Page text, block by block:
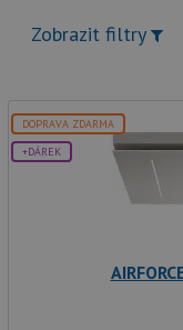
Zobrazit filtry
DOPRAVA ZDARMA
+DÁREK